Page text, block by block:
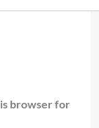
browser for